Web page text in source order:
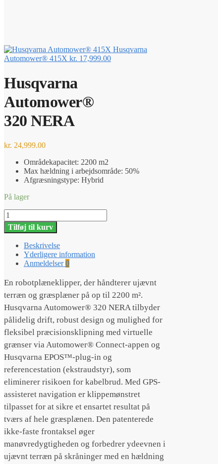
Husqvarna
Automower® 415X kr. 17,999.00
Husqvarna
Automower®
320 NERA
kr. 24,999.00
Områdekapacitet: 2200 m2
Max hældning i arbejdsområde: 50%
Afgræsningstype: Hybrid
På lager
Husqvarna
Automower®
320 NERA
Tilføj til kurv
Beskrivelse
Yderligere information
Anmeldelser0
En robotplæneklipper, der håndterer ujævnt
terræn og græsplæner på op til 2200 m².
Husqvarna Automower® 320 NERA tilbyder
pålidelig drift, robust design og mulighed for
fleksibel præcisionsklipning med virtuelle
grænser via Automower® Connect-appen og
Husqvarna EPOS™-plug-in og
referencestation (ekstraudstyr), som
eliminerer risikoen for kabelbrud. Med GPS-
assisteret navigation er klippemønstret
tilpasset for at sikre et ensartet resultat på
tværs af hele græsplænen. Den patenterede
ikke-faste frontaksel øger
manøvredygtigheden og forbedrer ydeevnen i
ujævnt terræn på skråninger med en hældning